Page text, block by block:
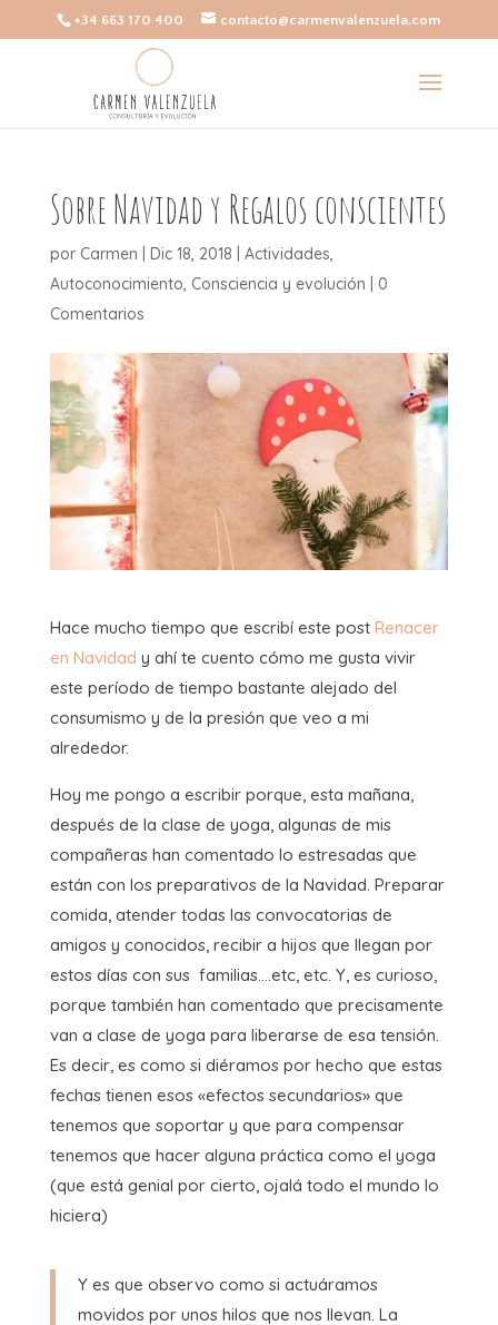
+34 663 170 400 contacto@carmenvalenzuela.com
Sobre Navidad y Regalos conscientes
por Carmen Dic 18, 2018 Actividades,
Autoconocimiento, Consciencia y evolución
0
Comentarios
Hace mucho tiempo que escribí este post Renacer
en Navidad y ahí te cuento cómo me gusta vivir
este período de tiempo bastante alejado del
consumismo y de la presión que veo a mi
alrededor.
Hoy me pongo a escribir porque, esta mañana,
después de la clase de yoga, algunas de mis
compañeras han comentado lo estresadas que
están con los preparativos de la Navidad. Preparar
comida, atender todas las convocatorias de
amigos y conocidos, recibir a hijos que llegan por
estos días con sus familias….etc, etc. Y, es curioso,
porque también han comentado que precisamente
van a clase de yoga para liberarse de esa tensión.
Es decir, es como si diéramos por hecho que estas
fechas tienen esos «efectos secundarios» que
tenemos que soportar y que para compensar
tenemos que hacer alguna práctica como el yoga
(que está genial por cierto, ojalá todo el mundo lo
hiciera)
Y es que observo como si actuáramos
movidos por unos hilos que nos llevan. La